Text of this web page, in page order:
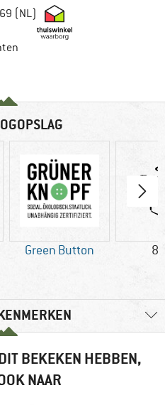
(NL) Vind hier de
de betalingsinformatie hier!
Green Button
BEKEKEN HEBBEN,
NAAR